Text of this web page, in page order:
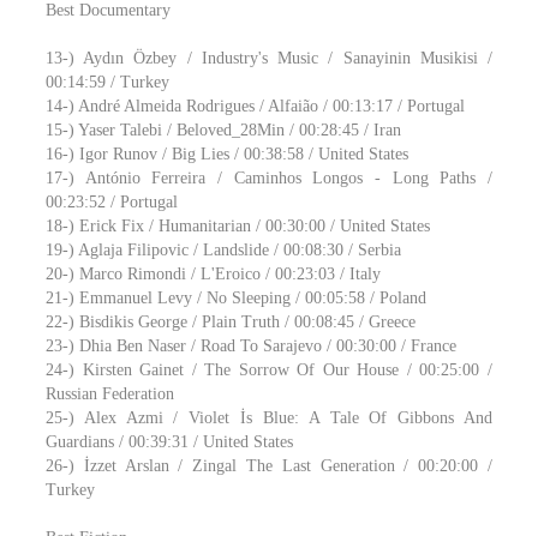
Best Documentary
13-) Aydın Özbey / Industry's Music / Sanayinin Musikisi /
00:14:59 / Turkey
14-) André Almeida Rodrigues / Alfaião / 00:13:17 / Portugal
15-) Yaser Talebi / Beloved_28Min / 00:28:45 / Iran
16-) Igor Runov / Big Lies / 00:38:58 / United States
17-) António Ferreira / Caminhos Longos - Long Paths /
00:23:52 / Portugal
18-) Erick Fix / Humanitarian / 00:30:00 / United States
19-) Aglaja Filipovic / Landslide / 00:08:30 / Serbia
20-) Marco Rimondi / L'Eroico / 00:23:03 / Italy
21-) Emmanuel Levy / No Sleeping / 00:05:58 / Poland
22-) Bisdikis George / Plain Truth / 00:08:45 / Greece
23-) Dhia Ben Naser / Road To Sarajevo / 00:30:00 / France
24-) Kirsten Gainet / The Sorrow Of Our House / 00:25:00 /
Russian Federation
25-) Alex Azmi / Violet İs Blue: A Tale Of Gibbons And
Guardians / 00:39:31 / United States
26-) İzzet Arslan / Zingal The Last Generation / 00:20:00 /
Turkey